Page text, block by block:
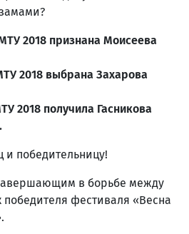
2018 признана Моисеева
2018 выбрана Захарова
2018 получила Гасникова
и победительницу!
в борьбе между
победителя фестиваля «Весна